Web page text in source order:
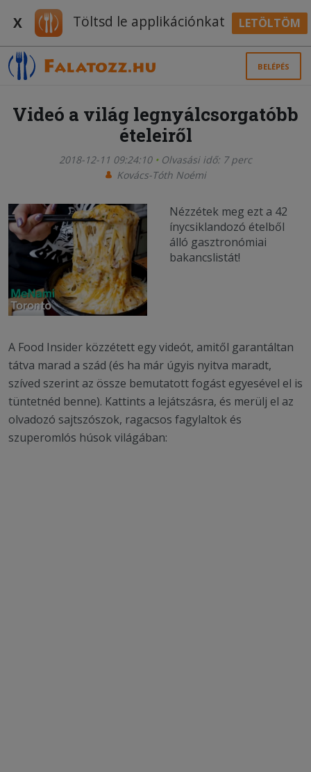
X Töltsd le applikációnkat LETÖLTÖM
BELÉPÉS
Videó a világ legnyálcsorgatóbb
ételeiről
2018-12-11 09:24:10
Olvasási idő: 7 perc
Kovács-Tóth Noémi
Nézzétek meg ezt a 42
ínycsiklandozó ételből
álló gasztronómiai
bakancslistát!
A Food Insider közzétett egy videót, amitől garantáltan
tátva marad a szád (és ha már úgyis nyitva maradt,
szíved szerint az össze bemutatott fogást egyesével el is
tüntetnéd benne). Kattints a lejátszásra, és merülj el az
olvadozó sajtszószok, ragacsos fagylaltok és
szuperomlós húsok világában: